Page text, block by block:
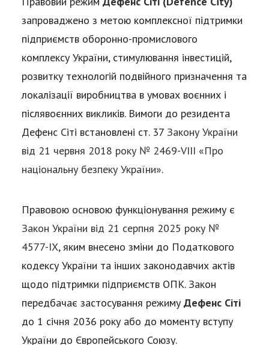
запроваджено з метою комплексної підтримки
підприємств оборонно-промислового
комплексу України, стимулювання інвестицій,
розвитку технологій подвійного призначення та
локалізації виробництва в умовах воєнних і
післявоєнних викликів. Вимоги до резидента
Дефенс Сіті встановлені ст. 37 Закону України
від 21 червня 2018 року № 2469-VIII «Про
національну безпеку України».
Правовою основою функціонування режиму є
Закон України від 21 серпня 2025 року №
4577-IX, яким внесено зміни до Податкового
кодексу України та інших законодавчих актів
щодо підтримки підприємств ОПК. Закон
передбачає застосування режиму Дефенс Сіті
до 1 січня 2036 року або до моменту вступу
України до Європейського Союзу.